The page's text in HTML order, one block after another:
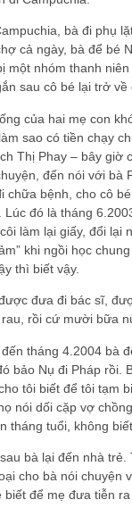
bà đi phụ
cả ngày, bà để bé
một nhóm thanh
sau cô bé lại trở về
của hai mẹ con
sao có tiền chạy
Thị Phay – bây giờ
đến nói với bà
chữa bệnh, cho cô
Lúc đó là tháng
làm lại giấy, đổi lại
khi ngồi học
thì biết vậy.
đưa đi bác sĩ,
rồi cứ mười bữa
tháng 4.2004 bà
bảo Nụ đi Pháp rồi.
tôi biết để tôi tạm
nói dối cặp vợ
tháng tuổi, không
bà lại đến nhà
cho bà nói chuyện
biết để mẹ đưa tiễn